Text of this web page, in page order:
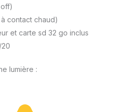
contact chaud)
et carte sd 32 go inclus
lumière :